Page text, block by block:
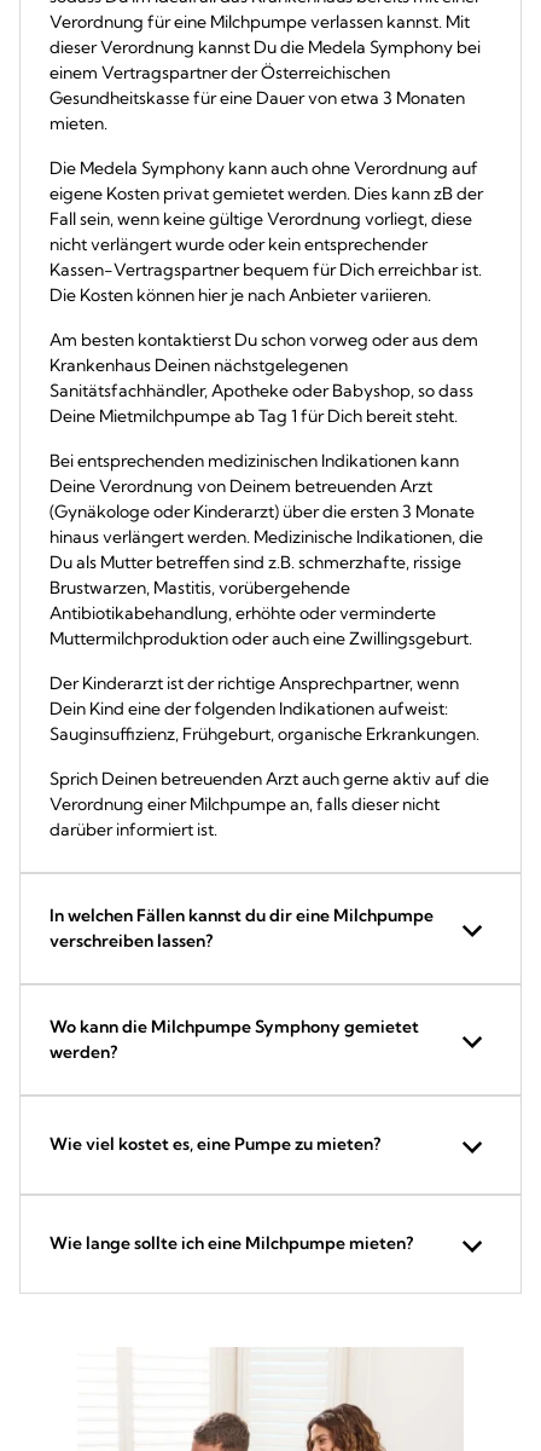
Verordnung für eine Milchpumpe verlassen kannst. Mit
dieser Verordnung kannst Du die Medela Symphony bei
einem Vertragspartner der Österreichischen
Gesundheitskasse für eine Dauer von etwa 3 Monaten
mieten.
Die Medela Symphony kann auch ohne Verordnung auf
eigene Kosten privat gemietet werden. Dies kann zB der
Fall sein, wenn keine gültige Verordnung vorliegt, diese
nicht verlängert wurde oder kein entsprechender
Kassen-Vertragspartner bequem für Dich erreichbar ist.
Die Kosten können hier je nach Anbieter variieren.
Am besten kontaktierst Du schon vorweg oder aus dem
Krankenhaus Deinen nächstgelegenen
Sanitätsfachhändler, Apotheke oder Babyshop, so dass
Deine Mietmilchpumpe ab Tag 1 für Dich bereit steht.
Bei entsprechenden medizinischen Indikationen kann
Deine Verordnung von Deinem betreuenden Arzt
(Gynäkologe oder Kinderarzt) über die ersten 3 Monate
hinaus verlängert werden. Medizinische Indikationen, die
Du als Mutter betreffen sind z.B. schmerzhafte, rissige
Brustwarzen, Mastitis, vorübergehende
Antibiotikabehandlung, erhöhte oder verminderte
Muttermilchproduktion oder auch eine Zwillingsgeburt.
Der Kinderarzt ist der richtige Ansprechpartner, wenn
Dein Kind eine der folgenden Indikationen aufweist:
Sauginsuffizienz, Frühgeburt, organische Erkrankungen.
Sprich Deinen betreuenden Arzt auch gerne aktiv auf die
Verordnung einer Milchpumpe an, falls dieser nicht
darüber informiert ist.
In welchen Fällen kannst du dir eine Milchpumpe
verschreiben lassen?
Wo kann die Milchpumpe Symphony gemietet
werden?
Wie viel kostet es, eine Pumpe zu mieten?
Wie lange sollte ich eine Milchpumpe mieten?